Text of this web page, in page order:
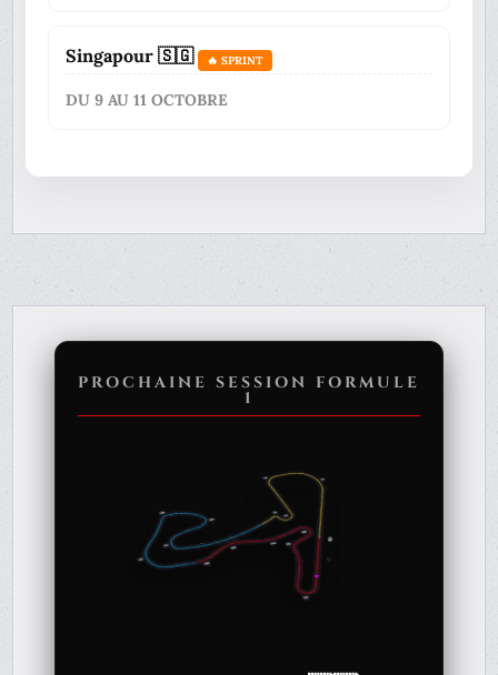
Singapour 🇸🇬 🔥 SPRINT
DU 9 AU 11 OCTOBRE
PROCHAINE SESSION FORMULE
1